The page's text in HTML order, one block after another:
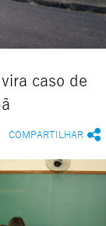
caso de
COMPARTILHAR